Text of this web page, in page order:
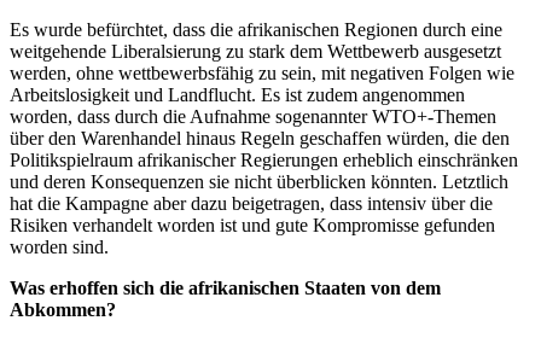
Es wurde befürchtet, dass die afrikanischen Regionen durch eine
weitgehende Liberalsierung zu stark dem Wettbewerb ausgesetzt
werden, ohne wettbewerbsfähig zu sein, mit negativen Folgen wie
Arbeitslosigkeit und Landflucht. Es ist zudem angenommen
worden, dass durch die Aufnahme sogenannter WTO+-Themen
über den Warenhandel hinaus Regeln geschaffen würden, die den
Politikspielraum afrikanischer Regierungen erheblich einschränken
und deren Konsequenzen sie nicht überblicken könnten. Letztlich
hat die Kampagne aber dazu beigetragen, dass intensiv über die
Risiken verhandelt worden ist und gute Kompromisse gefunden
worden sind.
Was erhoffen sich die afrikanischen Staaten von dem
Abkommen?